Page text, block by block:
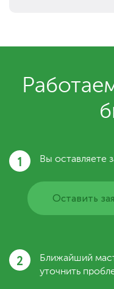
1 Вы оставляете
Оставить
2
Ближайший
уточнить